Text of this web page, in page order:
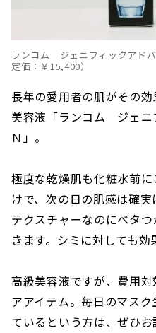
ランコム ジェニフィックア
定価：￥15,400）
長年の愛用者の肌がその
美容液「ランコム ジェニ
Ｎ」。
極度な乾燥肌も化粧水前
けで、次の日の肌感は確
テクスチャーなのにベタ
きます。シミに対しても
高級美容液ですが、費用
アアイテム。毎日のマス
ているという方は、ぜひお